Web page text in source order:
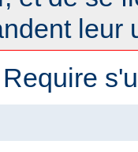
leur